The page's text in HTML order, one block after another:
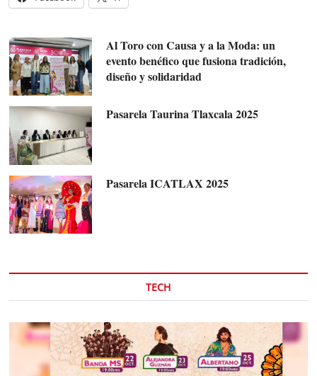
Al Toro con Causa y a la Moda: un
evento benéfico que fusiona tradición,
diseño y solidaridad
Pasarela Taurina Tlaxcala 2025
Pasarela ICATLAX 2025
TECH